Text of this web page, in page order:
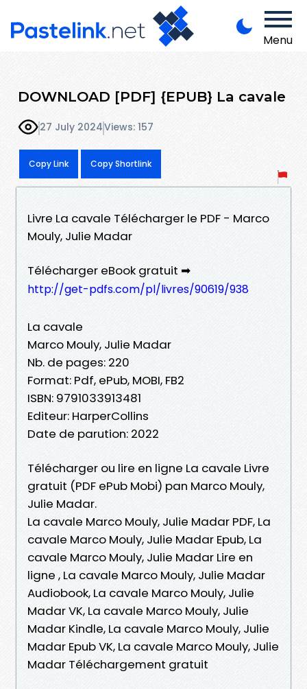
Menu
DOWNLOAD [PDF] {EPUB} La cavale
27 July 2024Views: 157
Copy Link Copy Shortlink
Livre La cavale Télécharger le PDF - Marco
Mouly, Julie Madar
Télécharger eBook gratuit ➡
http://get-pdfs.com/pl/livres/90619/938
La cavale
Marco Mouly, Julie Madar
Nb. de pages: 220
Format: Pdf, ePub, MOBI, FB2
ISBN: 9791033913481
Editeur: HarperCollins
Date de parution: 2022
Télécharger ou lire en ligne La cavale Livre
gratuit (PDF ePub Mobi) pan Marco Mouly,
Julie Madar.
La cavale Marco Mouly, Julie Madar PDF, La
cavale Marco Mouly, Julie Madar Epub, La
cavale Marco Mouly, Julie Madar Lire en
ligne , La cavale Marco Mouly, Julie Madar
Audiobook, La cavale Marco Mouly, Julie
Madar VK, La cavale Marco Mouly, Julie
Madar Kindle, La cavale Marco Mouly, Julie
Madar Epub VK, La cavale Marco Mouly, Julie
Madar Téléchargement gratuit